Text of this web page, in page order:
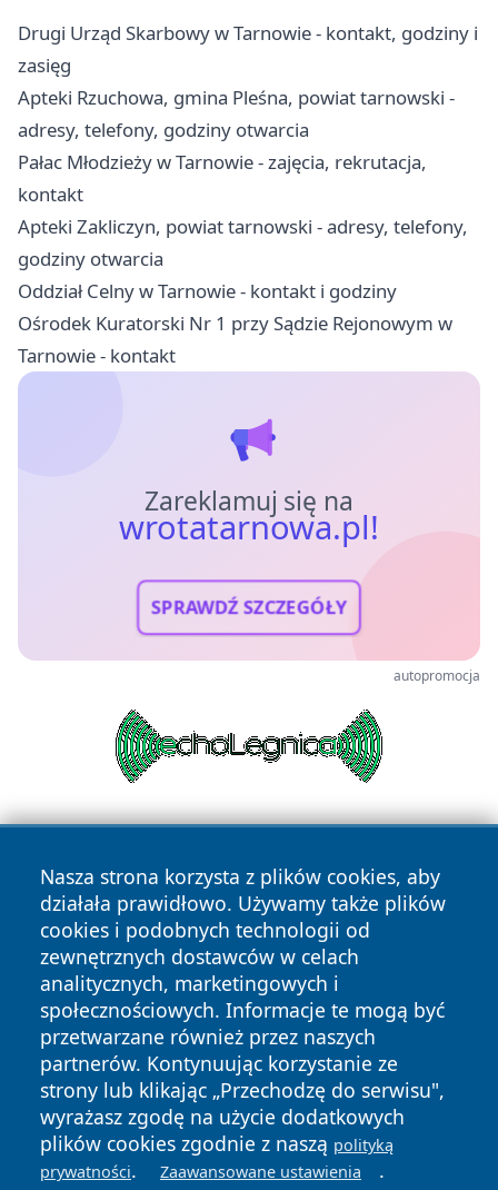
Drugi Urząd Skarbowy w Tarnowie - kontakt, godziny i
zasięg
Apteki Rzuchowa, gmina Pleśna, powiat tarnowski -
adresy, telefony, godziny otwarcia
Pałac Młodzieży w Tarnowie - zajęcia, rekrutacja,
kontakt
Apteki Zakliczyn, powiat tarnowski - adresy, telefony,
godziny otwarcia
Oddział Celny w Tarnowie - kontakt i godziny
Ośrodek Kuratorski Nr 1 przy Sądzie Rejonowym w
Tarnowie - kontakt
Zareklamuj się na
wrotatarnowa.pl!
SPRAWDŹ SZCZEGÓŁY
autopromocja
Nasza strona korzysta z plików cookies, aby
działała prawidłowo. Używamy także plików
cookies i podobnych technologii od
zewnętrznych dostawców w celach
analitycznych, marketingowych i
społecznościowych. Informacje te mogą być
przetwarzane również przez naszych
partnerów. Kontynuując korzystanie ze
strony lub klikając „Przechodzę do serwisu",
wyrażasz zgodę na użycie dodatkowych
plików cookies zgodnie z naszą polityką
prywatności. Zaawansowane ustawienia .
Copyright © 2026 wrotatarnowa.pl Wszystkie prawa
zastrzeżone.
News Autorzy
Polityka
Prywatności
Polityka
Cookies